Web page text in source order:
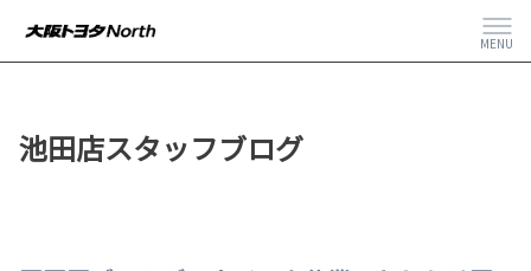
MENU
池田店スタッフブログ